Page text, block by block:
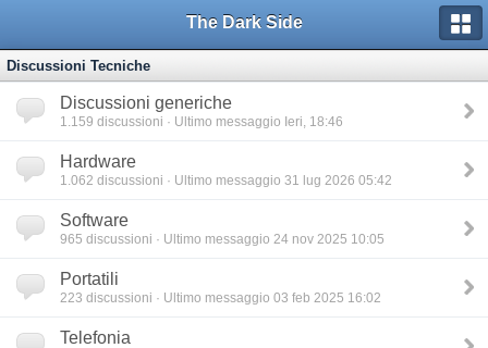
The Dark Side
Discussioni Tecniche
Discussioni generiche
1.159 discussioni · Ultimo messaggio Ieri, 18:46
Hardware
1.062 discussioni · Ultimo messaggio 31 lug 2026 05:42
Software
965 discussioni · Ultimo messaggio 24 nov 2025 10:05
Portatili
223 discussioni · Ultimo messaggio 03 feb 2025 16:02
Telefonia